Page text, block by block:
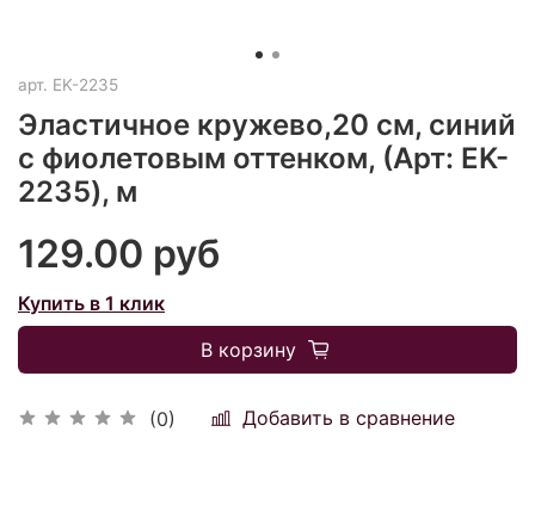
арт. EK-2235
Эластичное кружево,20 см, синий
с фиолетовым оттенком, (Арт: EK-
2235), м
(0) Добавить в сравнение
129.00 руб
Купить в 1 клик
В корзину